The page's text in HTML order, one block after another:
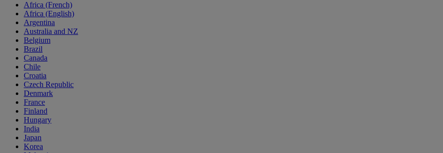
Africa (French)
Africa (English)
Argentina
Australia and NZ
Belgium
Brazil
Canada
Chile
Croatia
Czech Republic
Denmark
France
Finland
Hungary
India
Japan
Korea